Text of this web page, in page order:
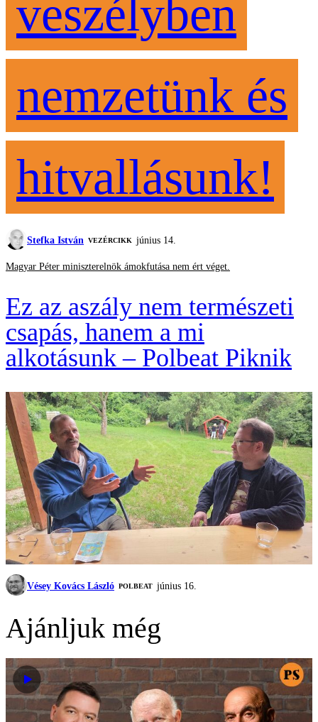
veszélyben
nemzetünk és
hitvallásunk!
Stefka István VEZÉRCIKK június 14.
Magyar Péter miniszterelnök ámokfutása nem ért véget.
Ez az aszály nem természeti
csapás, hanem a mi
alkotásunk – Polbeat Piknik
Vésey Kovács László ‎POLBEAT június 16.
Ajánljuk még